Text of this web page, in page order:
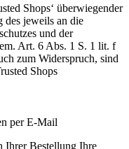
Shops‘ überwiegender
des jeweils an die
und der
Art. 6 Abs. 1 S. 1 lit. f
zum Widerspruch, sind
Shops
per E-Mail
Ihrer Bestellung Ihre